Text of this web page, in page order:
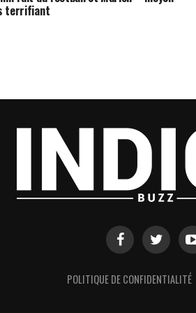
terrifiant
POLITIQUE DE CONFIDENTIALITÉ